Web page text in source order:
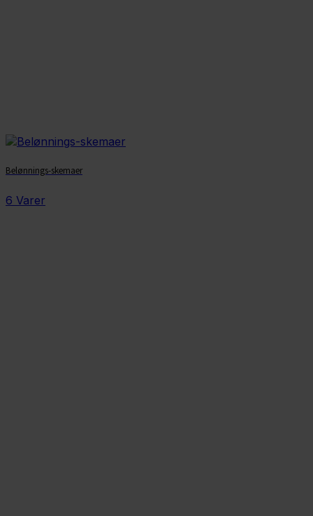
Belønnings-skemaer
6 Varer